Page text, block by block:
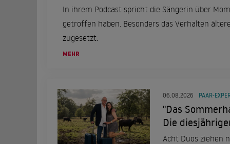
In ihrem Podcast spricht die Sängerin über
getroffen haben. Besonders das Verhalten
zugesetzt.
MEHR
06.08.2026 PAAR-
"Das
Die
Überblick
Acht Duos ziehen